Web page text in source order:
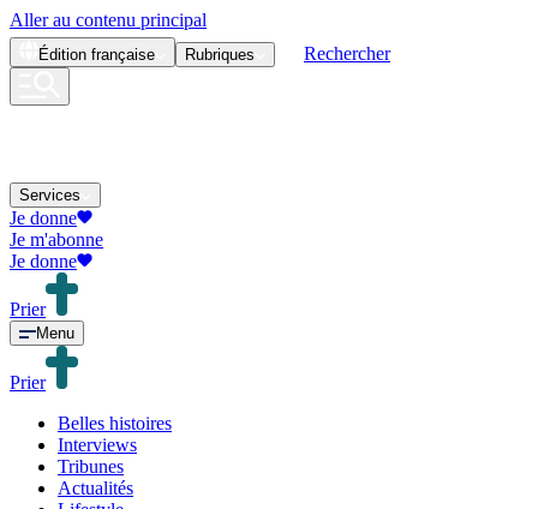
Aller au contenu principal
Édition française Rubriques Rechercher
Services
Je donne
Je m'abonne
Je donne
Prier
Menu
Prier
Belles histoires
Interviews
Tribunes
Actualités